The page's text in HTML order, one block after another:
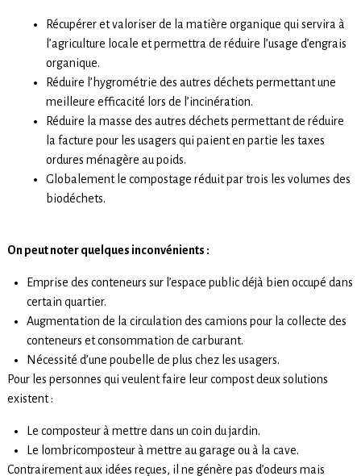
Récupérer et valoriser de la matière organique qui servira à
l’agriculture locale et permettra de réduire l’usage d’engrais
organique.
Réduire l’hygrométrie des autres déchets permettant une
meilleure efficacité lors de l’incinération.
Réduire la masse des autres déchets permettant de réduire
la facture pour les usagers qui paient en partie les taxes
ordures ménagère au poids.
Globalement le compostage réduit par trois les volumes des
biodéchets.
On peut noter quelques inconvénients :
Emprise des conteneurs sur l’espace public déjà bien occupé dans
certain quartier.
Augmentation de la circulation des camions pour la collecte des
conteneurs et consommation de carburant.
Nécessité d’une poubelle de plus chez les usagers.
Pour les personnes qui veulent faire leur compost deux solutions
existent :
Le composteur à mettre dans un coin du jardin.
Le lombricomposteur à mettre au garage ou à la cave.
Contrairement aux idées reçues, il ne génère pas d’odeurs mais